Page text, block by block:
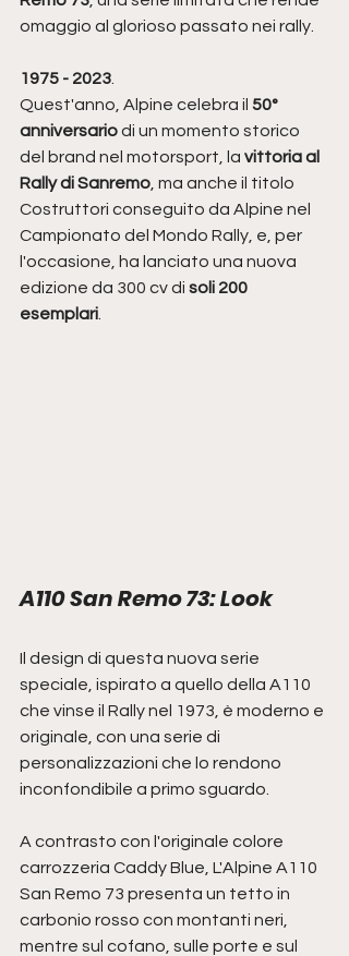
omaggio al glorioso passato nei rally.
1975 - 2023.
Quest'anno, Alpine celebra il 50°
anniversario di un momento storico
del brand nel motorsport, la vittoria al
Rally di Sanremo, ma anche il titolo
Costruttori conseguito da Alpine nel
Campionato del Mondo Rally, e, per
l'occasione, ha lanciato una nuova
edizione da 300 cv di soli 200
esemplari.
A110 San Remo 73: Look
Il design di questa nuova serie
speciale, ispirato a quello della A110
che vinse il Rally nel 1973, è moderno e
originale, con una serie di
personalizzazioni che lo rendono
inconfondibile a primo sguardo.
A contrasto con l'originale colore
carrozzeria Caddy Blue, L'Alpine A110
San Remo 73 presenta un tetto in
carbonio rosso con montanti neri,
mentre sul cofano, sulle porte e sul